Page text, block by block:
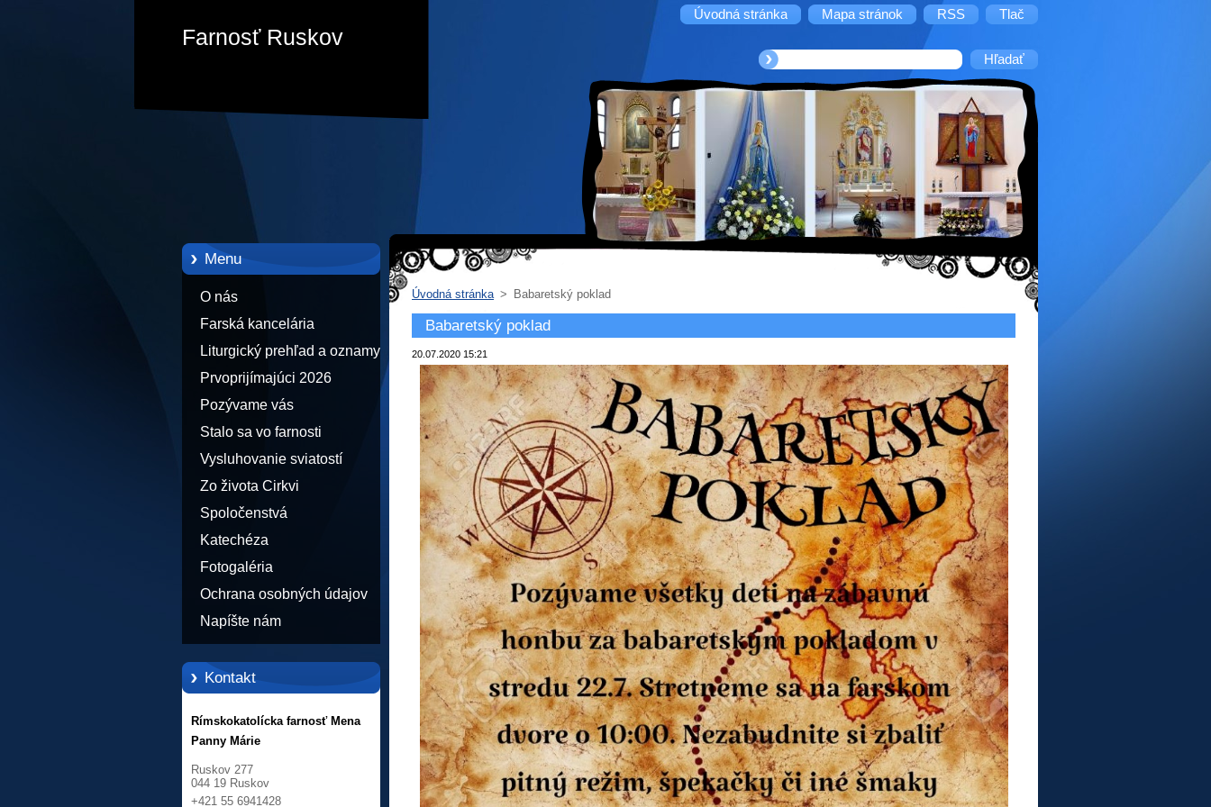
Úvodná stránka Mapa stránok RSS Tlač
Farnosť Ruskov
Menu
O nás
Farská kancelária
Liturgický prehľad a oznamy
Prvoprijímajúci 2026
Pozývame vás
Stalo sa vo farnosti
Vysluhovanie sviatostí
Zo života Cirkvi
Spoločenstvá
Katechéza
Fotogaléria
Ochrana osobných údajov
Napíšte nám
Kontakt
Rímskokatolícka farnosť Mena
Panny Márie
Ruskov 277
044 19 Ruskov
+421 55 6941428
Úvodná stránka > Babaretský poklad
Babaretský poklad
20.07.2020 15:21